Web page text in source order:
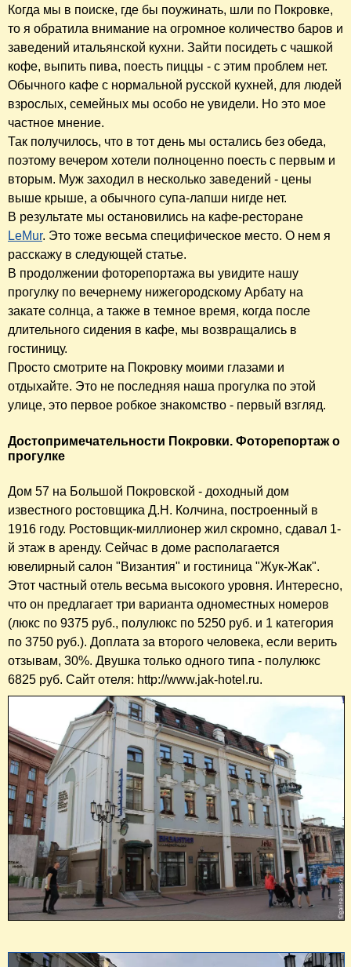
Когда мы в поиске, где бы поужинать, шли по Покровке,
то я обратила внимание на огромное количество баров и
заведений итальянской кухни. Зайти посидеть с чашкой
кофе, выпить пива, поесть пиццы - с этим проблем нет.
Обычного кафе с нормальной русской кухней, для людей
взрослых, семейных мы особо не увидели. Но это мое
частное мнение.
Так получилось, что в тот день мы остались без обеда,
поэтому вечером хотели полноценно поесть с первым и
вторым. Муж заходил в несколько заведений - цены
выше крыше, а обычного супа-лапши нигде нет.
В результате мы остановились на кафе-ресторане
LeMur. Это тоже весьма специфическое место. О нем я
расскажу в следующей статье.
В продолжении фоторепортажа вы увидите нашу
прогулку по вечернему нижегородскому Арбату на
закате солнца, а также в темное время, когда после
длительного сидения в кафе, мы возвращались в
гостиницу.
Просто смотрите на Покровку моими глазами и
отдыхайте. Это не последняя наша прогулка по этой
улице, это первое робкое знакомство - первый взгляд.
Достопримечательности Покровки. Фоторепортаж о
прогулке
Дом 57 на Большой Покровской - доходный дом
известного ростовщика Д.Н. Колчина, построенный в
1916 году. Ростовщик-миллионер жил скромно, сдавал 1-
й этаж в аренду. Сейчас в доме располагается
ювелирный салон "Византия" и гостиница "Жук-Жак".
Этот частный отель весьма высокого уровня. Интересно,
что он предлагает три варианта одноместных номеров
(люкс по 9375 руб., полулюкс по 5250 руб. и 1 категория
по 3750 руб.). Доплата за второго человека, если верить
отзывам, 30%. Двушка только одного типа - полулюкс
6825 руб. Сайт отеля: http://www.jak-hotel.ru.